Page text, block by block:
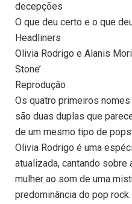
decepções
O que deu certo e o que
Headliners
Olivia Rodrigo e Alanis
Stone’
Reprodução
Os quatro primeiros
são duas duplas que
de um mesmo tipo de
Olivia Rodrigo é uma
atualizada, cantando sobre
mulher ao som de uma
predominância do pop